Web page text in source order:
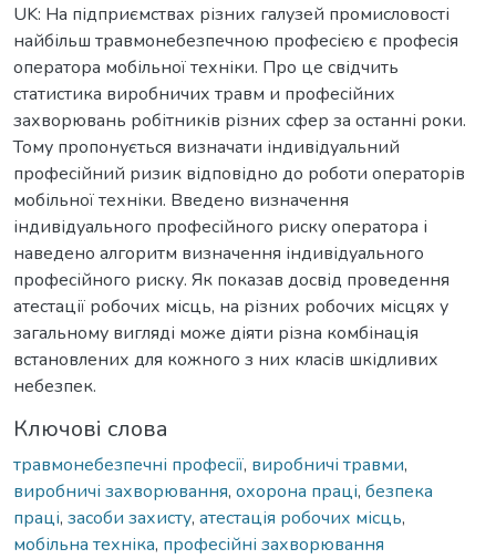
UK: На підприємствах різних галузей промисловості
найбільш травмонебезпечною професією є професія
оператора мобільної техніки. Про це свідчить
статистика виробничих травм и професійних
захворювань робітників різних сфер за останні роки.
Тому пропонується визначати індивідуальний
професійний ризик відповідно до роботи операторів
мобільної техніки. Введено визначення
індивідуального професійного риску оператора і
наведено алгоритм визначення індивідуального
професійного риску. Як показав досвід проведення
атестації робочих місць, на різних робочих місцях у
загальному вигляді може діяти різна комбінація
встановлених для кожного з них класів шкідливих
небезпек.
Ключові слова
травмонебезпечні професії, виробничі травми,
виробничі захворювання, охорона праці, безпека
праці, засоби захисту, атестація робочих місць,
мобільна техніка, професійні захворювання